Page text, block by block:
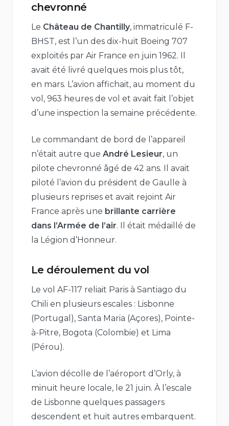
chevronné
Le Château de Chantilly, immatriculé F-
BHST, est l’un des dix-huit Boeing 707
exploités par Air France en juin 1962. Il
avait été livré quelques mois plus tôt,
en mars. L’avion affichait, au moment du
vol, 963 heures de vol et avait fait l’objet
d’une inspection la semaine précédente.
Le commandant de bord de l’appareil
n’était autre que André Lesieur, un
pilote chevronné âgé de 42 ans. Il avait
piloté l’avion du président de Gaulle à
plusieurs reprises et avait rejoint Air
France après une brillante carrière
dans l’Armée de l’air. Il était médaillé de
la Légion d’Honneur.
Le déroulement du vol
Le vol AF-117 reliait Paris à Santiago du
Chili en plusieurs escales : Lisbonne
(Portugal), Santa Maria (Açores), Pointe-
à-Pitre, Bogota (Colombie) et Lima
(Pérou).
L’avion décolle de l’aéroport d’Orly, à
minuit heure locale, le 21 juin. À l’escale
de Lisbonne quelques passagers
descendent et huit autres embarquent.